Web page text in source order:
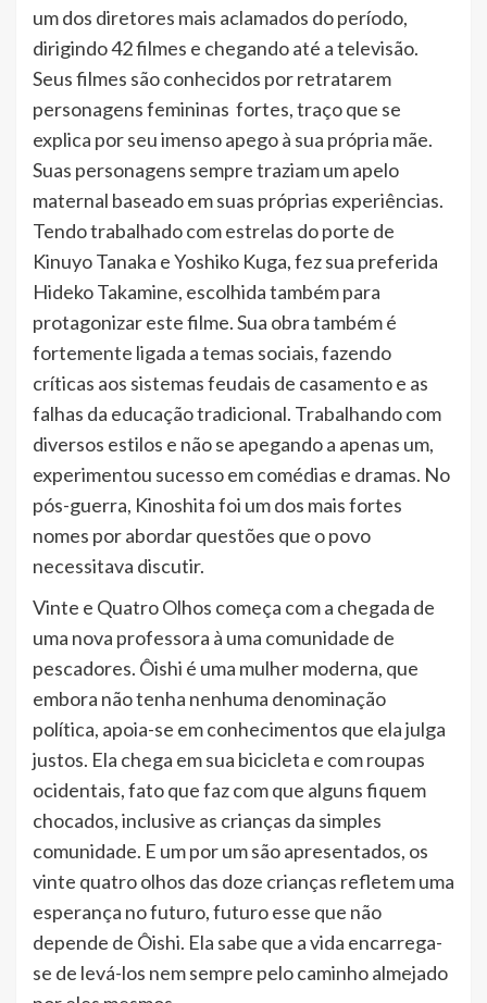
um dos diretores mais aclamados do período,
dirigindo 42 filmes e chegando até a televisão.
Seus filmes são conhecidos por retratarem
personagens femininas fortes, traço que se
explica por seu imenso apego à sua própria mãe.
Suas personagens sempre traziam um apelo
maternal baseado em suas próprias experiências.
Tendo trabalhado com estrelas do porte de
Kinuyo Tanaka e Yoshiko Kuga, fez sua preferida
Hideko Takamine, escolhida também para
protagonizar este filme. Sua obra também é
fortemente ligada a temas sociais, fazendo
críticas aos sistemas feudais de casamento e as
falhas da educação tradicional. Trabalhando com
diversos estilos e não se apegando a apenas um,
experimentou sucesso em comédias e dramas. No
pós-guerra, Kinoshita foi um dos mais fortes
nomes por abordar questões que o povo
necessitava discutir.
Vinte e Quatro Olhos começa com a chegada de
uma nova professora à uma comunidade de
pescadores. Ôishi é uma mulher moderna, que
embora não tenha nenhuma denominação
política, apoia-se em conhecimentos que ela julga
justos. Ela chega em sua bicicleta e com roupas
ocidentais, fato que faz com que alguns fiquem
chocados, inclusive as crianças da simples
comunidade. E um por um são apresentados, os
vinte quatro olhos das doze crianças refletem uma
esperança no futuro, futuro esse que não
depende de Ôishi. Ela sabe que a vida encarrega-
se de levá-los nem sempre pelo caminho almejado